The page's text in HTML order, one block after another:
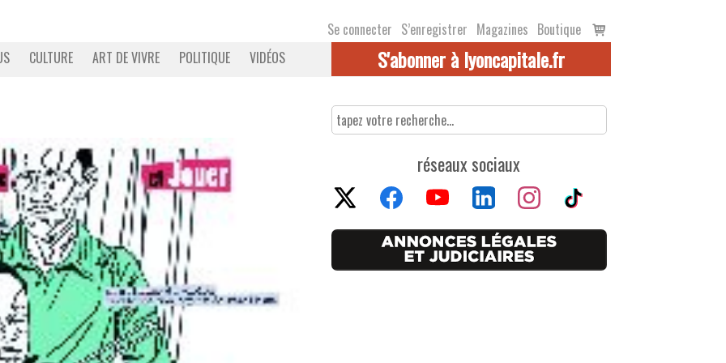
Se connecter S’enregistrer Magazines Boutique
Voir
le
CULTURE ART DE VIVRE POLITIQUE VIDÉOS S'abonner à lyoncapitale.fr
réseaux sociaux